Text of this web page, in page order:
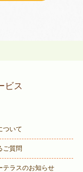
ビス
ついて
ご質問
テラスのお知らせ